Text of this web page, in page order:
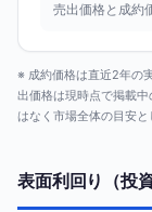
売出価格と成約
※ 成約価格は直近2年の
出価格は現時点で掲載
はなく市場全体の目安と
表面利回り（投